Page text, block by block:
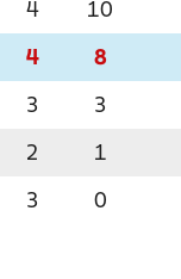
4 10
4 8
3 3
2 1
3 0